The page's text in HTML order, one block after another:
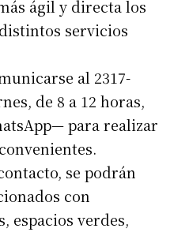
ágil y directa los
servicios
al 2317-
de 8 a 12 horas,
para realizar
se podrán
con
espacios verdes,